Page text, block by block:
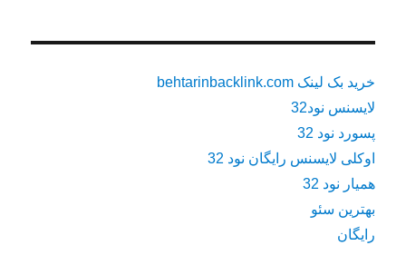
خرید بک لینک behtarinbacklink.com
لایسنس نود32
پسورد نود 32
اوکلی لایسنس رایگان نود 32
همیار نود 32
بهترین سئو
رایگان